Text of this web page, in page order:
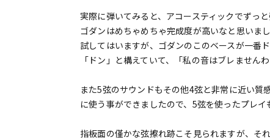
実際に弾いてみると、アコースティックでずっ
ゴダンはめちゃめちゃ完成度が高いなと思いま
試してはいますが、ゴダンのこのベースが一番
「ドン」と構えていて、「私の音はブレません
また5弦のサウンドもその他4弦と非常に近い質
に使う事ができましたので、5弦を使ったプレイ
指板面の僅かな弦擦れ跡こそ見られますが、そ